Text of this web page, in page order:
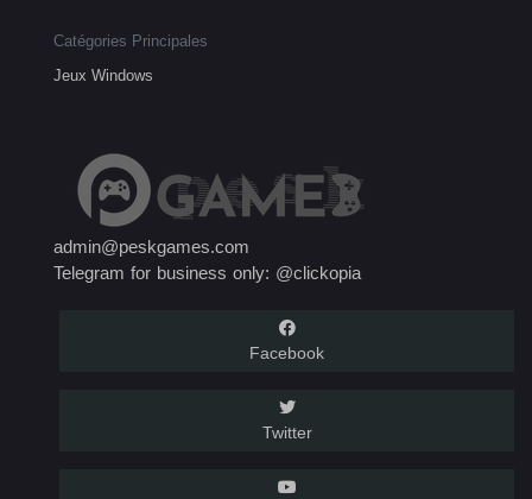
Catégories Principales
Jeux Windows
admin@peskgames.com
Telegram for business only: @clickopia
Facebook
Twitter